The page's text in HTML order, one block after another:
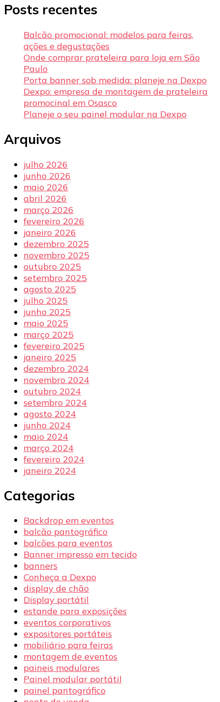
Posts recentes
Balcão promocional: modelos para feiras,
ações e degustações
Onde comprar prateleira para loja em São
Paulo
Porta banner sob medida: planeje na Dexpo
Dexpo: empresa de montagem de prateleira
promocinal em Osasco
Planeje o seu painel modular na Dexpo
Arquivos
julho 2026
junho 2026
maio 2026
abril 2026
março 2026
fevereiro 2026
janeiro 2026
dezembro 2025
novembro 2025
outubro 2025
setembro 2025
agosto 2025
julho 2025
junho 2025
maio 2025
março 2025
fevereiro 2025
janeiro 2025
dezembro 2024
novembro 2024
outubro 2024
setembro 2024
agosto 2024
junho 2024
maio 2024
março 2024
fevereiro 2024
janeiro 2024
Categorias
Backdrop em eventos
balcão pantográfico
balcões para eventos
Banner impresso em tecido
banners
Conheça a Dexpo
display de chão
Display portátil
estande para exposições
eventos corporativos
expositores portáteis
mobiliário para feiras
montagem de eventos
paineis modulares
Painel modular portátil
painel pantográfico